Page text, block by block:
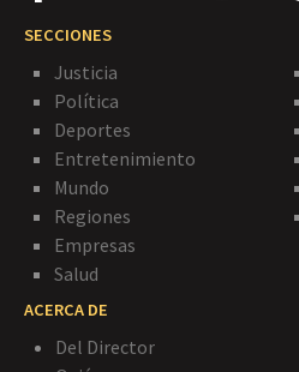
SECCIONES
Justicia
Política
Deportes
Entretenimiento
Mundo
Regiones
Empresas
Salud
ACERCA DE
Del Director